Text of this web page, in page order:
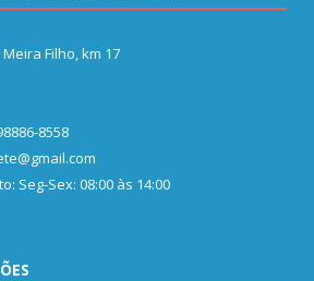
Filho, km 17
8558
Seg-Sex: 08:00 às 14:00